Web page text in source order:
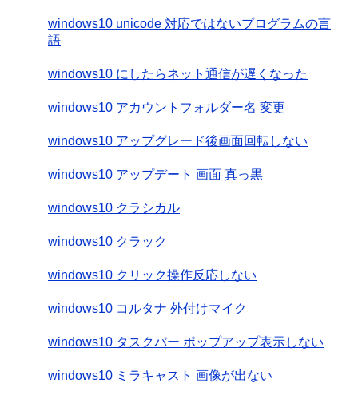
windows10 unicode 対応ではないプログラムの言
語
windows10 にしたらネット通信が遅くなった
windows10 アカウントフォルダー名 変更
windows10 アップグレード後画面回転しない
windows10 アップデート 画面 真っ黒
windows10 クラシカル
windows10 クラック
windows10 クリック操作反応しない
windows10 コルタナ 外付けマイク
windows10 タスクバー ポップアップ表示しない
windows10 ミラキャスト 画像が出ない